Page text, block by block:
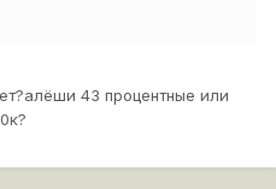
43 процентные или